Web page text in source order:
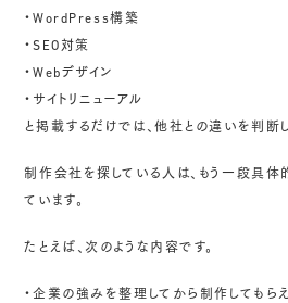
・WordPress構築
・SEO対策
・Webデザイン
・サイトリニューアル
と掲載するだけでは、他社との違いを判断し
制作会社を探している人は、もう一段具体
ています。
たとえば、次のような内容です。
・企業の強みを整理してから制作してもら